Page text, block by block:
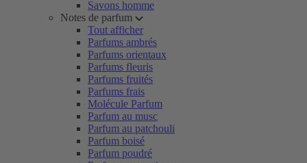
Savons homme
Notes de parfum
Tout afficher
Parfums ambrés
Parfums orientaux
Parfums fleuris
Parfums fruités
Parfums frais
Molécule Parfum
Parfum au musc
Parfum au patchouli
Parfum boisé
Parfum poudré